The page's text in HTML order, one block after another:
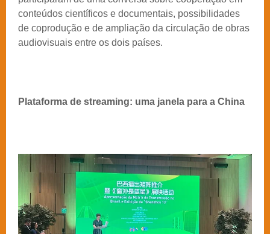
conteúdos científicos e documentais, possibilidades
de coprodução e de ampliação da circulação de obras
audiovisuais entre os dois países.
Plataforma de streaming: uma janela para a China